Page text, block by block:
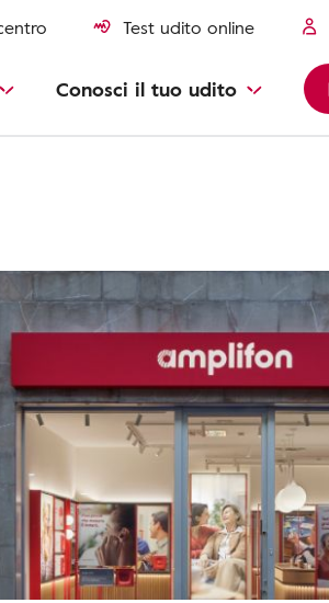
Test udito online
Conosci il tuo udito